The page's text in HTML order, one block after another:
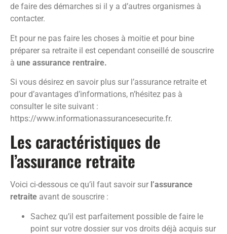
de faire des démarches si il y a d’autres organismes à
contacter.
Et pour ne pas faire les choses à moitie et pour bine
préparer sa retraite il est cependant conseillé de souscrire
à une assurance rentraire.
Si vous désirez en savoir plus sur l’assurance retraite et
pour d’avantages d’informations, n’hésitez pas à
consulter le site suivant :
https://www.informationassurancesecurite.fr.
Les caractéristiques de
l’assurance retraite
Voici ci-dessous ce qu’il faut savoir sur l’assurance
retraite avant de souscrire :
Sachez qu’il est parfaitement possible de faire le
point sur votre dossier sur vos droits déjà acquis sur